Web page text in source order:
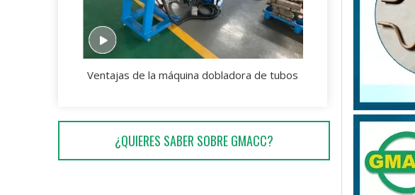
Ventajas de la máquina dobladora de tubos
¿QUIERES SABER SOBRE GMACC?